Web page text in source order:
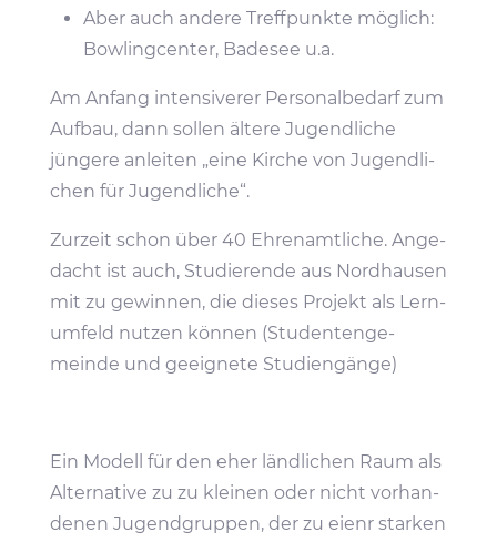
Aber auch andere Treff­punkte möglich:
Bowling­center, Badesee u.a.
Am Anfang inten­si­verer Perso­nal­be­darf zum
Aufbau, dann sollen ältere Jugend­liche
jüngere anleiten „eine Kirche von Jugend­li­
chen für Jugendliche“.
Zurzeit schon über 40 Ehren­amt­liche. Ange­
dacht ist auch, Studie­rende aus Nord­hausen
mit zu gewinnen, die dieses Projekt als Lern­
um­feld nutzen können (Studen­ten­ge­
meinde und geeig­nete Studiengänge)
Ein Modell für den eher länd­li­chen Raum als
Alter­na­tive zu zu kleinen oder nicht vorhan­
denen Jugend­gruppen, der zu eienr starken